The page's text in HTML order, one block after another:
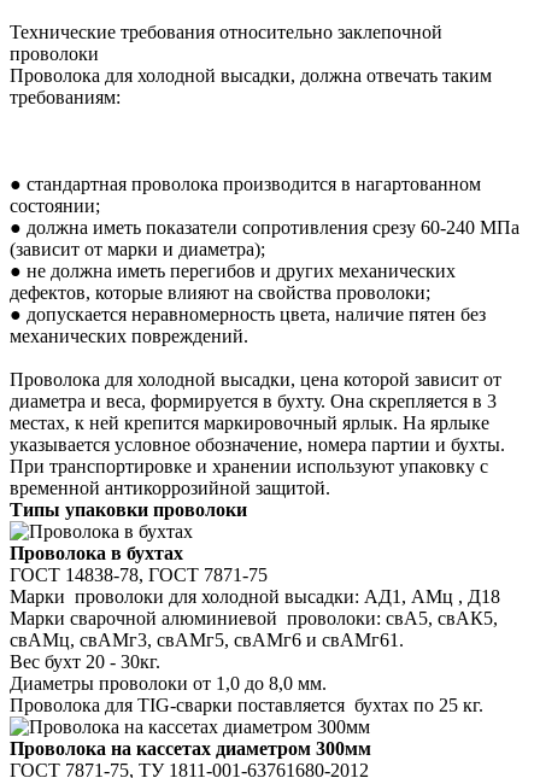
Технические требования относительно заклепочной
проволоки
Проволока для холодной высадки, должна отвечать таким
требованиям:
● стандартная проволока производится в нагартованном
состоянии;
● должна иметь показатели сопротивления срезу 60-240 МПа
(зависит от марки и диаметра);
● не должна иметь перегибов и других механических
дефектов, которые влияют на свойства проволоки;
● допускается неравномерность цвета, наличие пятен без
механических повреждений.
Проволока для холодной высадки, цена которой зависит от
диаметра и веса, формируется в бухту. Она скрепляется в 3
местах, к ней крепится маркировочный ярлык. На ярлыке
указывается условное обозначение, номера партии и бухты.
При транспортировке и хранении используют упаковку с
временной антикоррозийной защитой.
Типы упаковки проволоки
Проволока в бухтах
ГОСТ 14838-78, ГОСТ 7871-75
Марки проволоки для холодной высадки: АД1, АМц , Д18
Марки сварочной алюминиевой проволоки: свА5, свАК5,
свАМц, свАМг3, свАМг5, свАМг6 и свАМг61.
Вес бухт 20 - 30кг.
Диаметры проволоки от 1,0 до 8,0 мм.
Проволока для TIG-сварки поставляется бухтах по 25 кг.
Проволока на кассетах диаметром 300мм
ГОСТ 7871-75, ТУ 1811-001-63761680-2012